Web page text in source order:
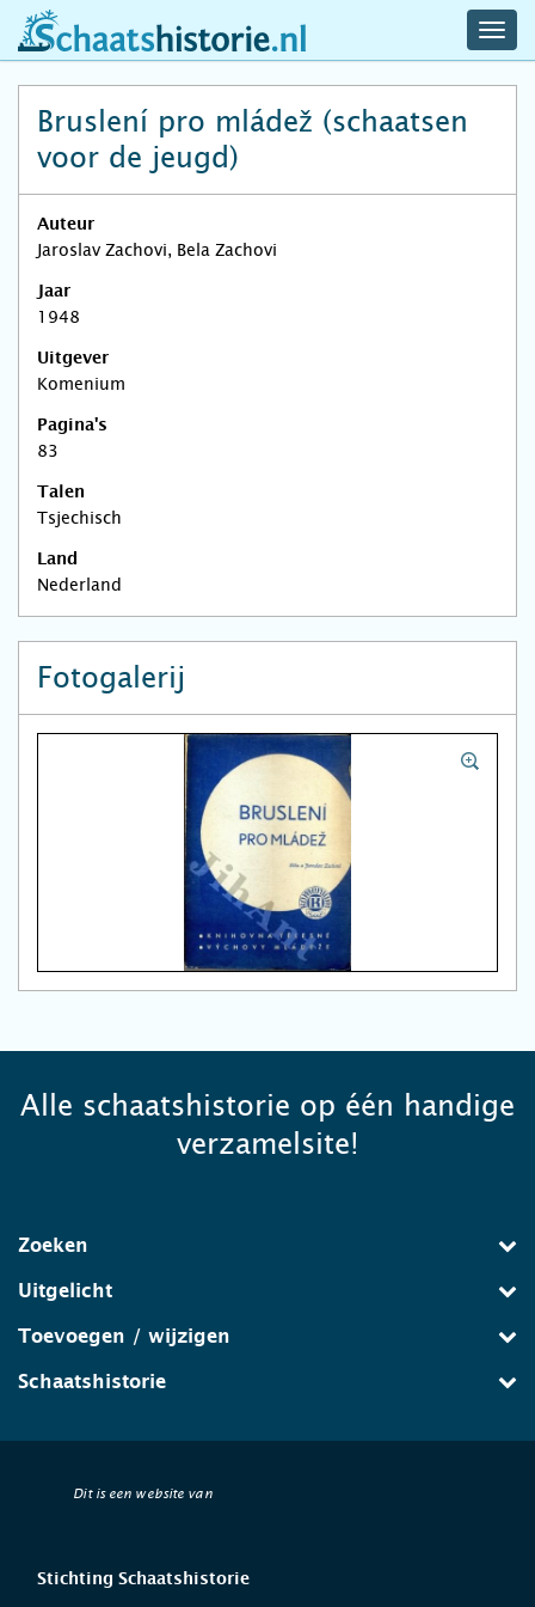
schaatshistorie.nl
Bruslení pro mládež (schaatsen
voor de jeugd)
Auteur
Jaroslav Zachovi, Bela Zachovi
Jaar
1948
Uitgever
Komenium
Pagina's
83
Talen
Tsjechisch
Land
Nederland
Fotogalerij
Alle schaatshistorie op één handige
verzamelsite!
Zoeken
Uitgelicht
Toevoegen / wijzigen
Schaatshistorie
Dit is een website van
Stichting Schaatshistorie